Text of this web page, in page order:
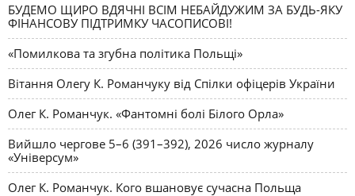
БУДЕМО ЩИРО ВДЯЧНІ ВСІМ НЕБАЙДУЖИМ ЗА БУДЬ-ЯКУ
ФІНАНСОВУ ПІДТРИМКУ ЧАСОПИСОВІ!
«Помилкова та згубна політика Польщі»
Вітання Олегу К. Романчуку від Спілки офіцерів України
Олег К. Романчук. «Фантомні болі Білого Орла»
Вийшло чергове 5–6 (391–392), 2026 число журналу
«Універсум»
Олег К. Романчук. Кого вшановує сучасна Польща